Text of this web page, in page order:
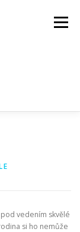
Menu
vedením skvělé
si ho nemůže